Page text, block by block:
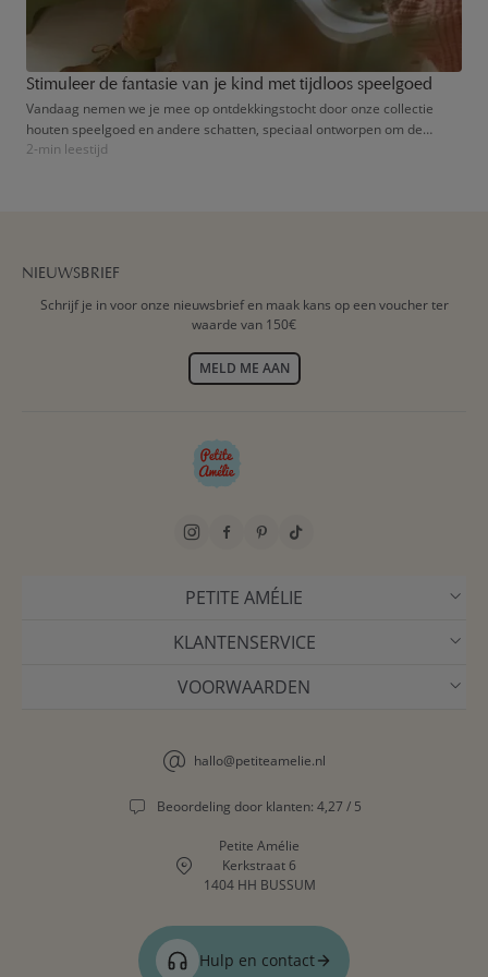
Stimuleer de fantasie van je kind met tijdloos speelgoed
Vandaag nemen we je mee op ontdekkingstocht door onze collectie
houten speelgoed en andere schatten, speciaal ontworpen om de
verbeelding van je kind te prikkelen en te ontwikkelen, vanaf de eerste
2-min leestijd
NIEUWSBRIEF
Schrijf je in voor onze nieuwsbrief en maak kans op een voucher ter
waarde van 150€
MELD ME AAN
PETITE AMÉLIE
KLANTENSERVICE
VOORWAARDEN
hallo@petiteamelie.nl
Beoordeling door klanten: 4,27 / 5
Petite Amélie
Kerkstraat 6
1404 HH BUSSUM
Hulp en contact